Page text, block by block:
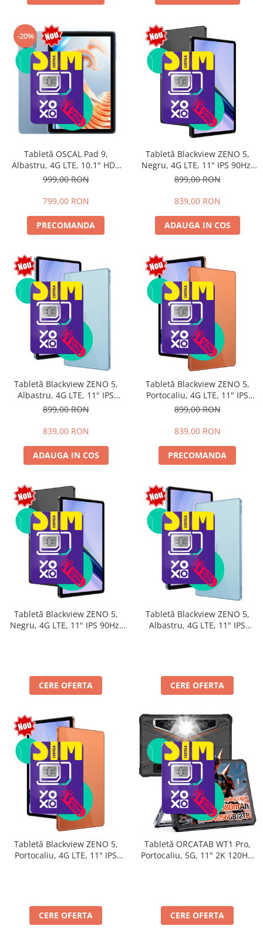
-20%
Tabletă OSCAL Pad 9,
Albastru, 4G LTE, 10.1" HD+
IPS, 12GB RAM (4GB + 8GB
15, 7700mAh, Dual SIM
999,00 RON
799,00 RON
PRECOMANDA
Tabletă Blackview ZENO 5,
Negru, 4G LTE, 11" IPS 90Hz,
12GB RAM (3GB + 9GB
16, Unisoc T7250, 8300mAh,
SIM
899,00 RON
839,00 RON
ADAUGA IN COS
Tabletă Blackview ZENO 5,
Albastru, 4G LTE, 11" IPS
90Hz, 12GB RAM (3GB + 9GB
16, Unisoc T7250, 8300mAh,
SIM
899,00 RON
839,00 RON
ADAUGA IN COS
Tabletă Blackview ZENO 5,
Portocaliu, 4G LTE, 11" IPS
90Hz, 12GB RAM (3GB + 9GB
16, Unisoc T7250, 8300mAh,
SIM
899,00 RON
839,00 RON
PRECOMANDA
Tabletă Blackview ZENO 5,
Negru, 4G LTE, 11" IPS 90Hz,
SIM
CERE OFERTA
Tabletă Blackview ZENO 5,
Albastru, 4G LTE, 11" IPS
SIM
CERE OFERTA
Tabletă Blackview ZENO 5,
Portocaliu, 4G LTE, 11" IPS
SIM
CERE OFERTA
Tabletă ORCATAB WT1 Pro,
Portocaliu, 5G, 11" 2K 120Hz,
Vision, Android 15, Lumină
Camping 380lm
CERE OFERTA